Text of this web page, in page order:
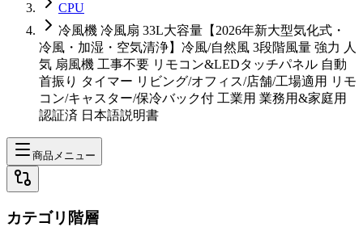
CPU
冷風機 冷風扇 33L大容量【2026年新大型気化式・
冷風・加湿・空気清浄】冷風/自然風 3段階風量 強力 人
気 扇風機 工事不要 リモコン&LEDタッチパネル 自動
首振り タイマー リビング/オフィス/店舗/工場適用 リモ
コン/キャスター/保冷バック付 工業用 業務用&家庭用
認証済 日本語説明書
商品メニュー
カテゴリ階層